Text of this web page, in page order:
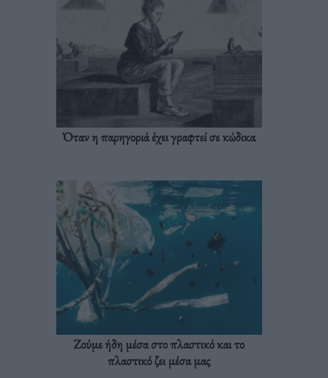
Όταν η παρηγοριά έχει γραφτεί σε κώδικα
Ζούμε ήδη μέσα στο πλαστικό και το
πλαστικό ζει μέσα μας